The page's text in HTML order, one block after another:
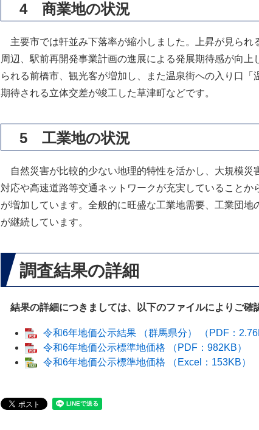
4 商業地の状況
主要市では軒並み下落率が縮小しました。上昇が見られ
周辺、駅前再開発事業計画の進展による発展期待感が向
られる前橋市、観光客が増加し、また温泉街への入り口
期待される立体交差が竣工した草津町などです。
5 工業地の状況
自然災害が比較的少ない地理的特性を活かし、大規模災
対応や高速道路等交通ネットワークが充実していること
が増加しています。全般的に旺盛な工業地需要、工業団
が継続しています。
調査結果の詳細
結果の詳細につきましては、以下のファイルによりご確
令和6年地価公示結果 （群馬県分） （PDF：
令和6年地価公示標準地価格 （PDF：982KB）
令和6年地価公示標準地価格 （Excel：153KB）